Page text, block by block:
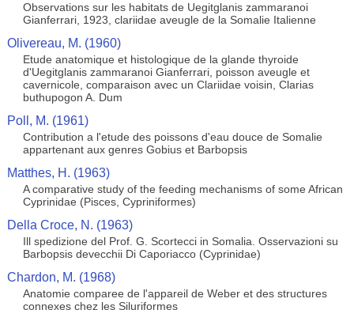
Observations sur les habitats de Uegitglanis zammaranoi
Gianferrari, 1923, clariidae aveugle de la Somalie Italienne
Olivereau, M. (1960)
Etude anatomique et histologique de la glande thyroide
d'Uegitglanis zammaranoi Gianferrari, poisson aveugle et
cavernicole, comparaison avec un Clariidae voisin, Clarias
buthupogon A. Dum
Poll, M. (1961)
Contribution a l'etude des poissons d'eau douce de Somalie
appartenant aux genres Gobius et Barbopsis
Matthes, H. (1963)
A comparative study of the feeding mechanisms of some African
Cyprinidae (Pisces, Cypriniformes)
Della Croce, N. (1963)
Ill spedizione del Prof. G. Scortecci in Somalia. Osservazioni su
Barbopsis devecchii Di Caporiacco (Cyprinidae)
Chardon, M. (1968)
Anatomie comparee de l'appareil de Weber et des structures
connexes chez les Siluriformes